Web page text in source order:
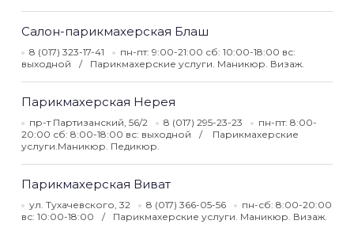
Салон-парикмахерская Блаш
8 (017) 323-17-41
пн-пт: 9:00-21:00 сб: 10:00-18:00 вс:
выходной
Парикмахерские услуги. Маникюр. Визаж.
Парикмахерская Нерея
пр-т Партизанский, 56/2 8 (017) 295-23-23
пн-пт: 8:00-
20:00 сб: 8:00-18:00 вс: выходной
Парикмахерские
услуги.Маникюр. Педикюр.
Парикмахерская Виват
ул. Тухачевского, 32 8 (017) 366-05-56
пн-сб: 8:00-20:00
вс: 10:00-18:00
Парикмахерские услуги. Маникюр. Визаж.